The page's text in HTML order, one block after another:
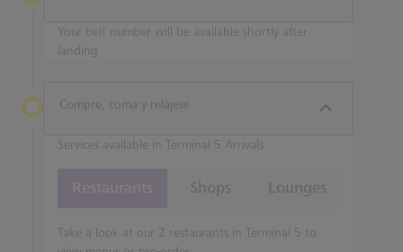
Your belt number will be available shortly after
landing
Compre, coma y relájese
Services available in Terminal 5 Arrivals
Shops Lounges
Take a look at our 2 restaurants in Terminal 5 to